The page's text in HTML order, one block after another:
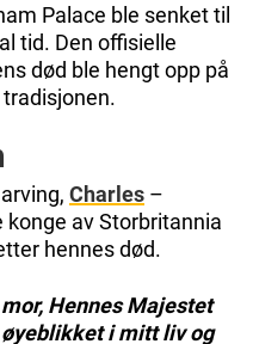
Palace ble senket til
tid. Den offisielle
død ble hengt opp på
Charles –
av Storbritannia
hennes død.
Hennes Majestet
i mitt liv og